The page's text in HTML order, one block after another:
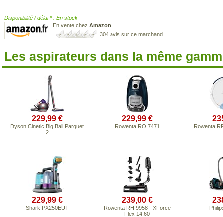
Disponibilité / délai * : En stock
En vente chez Amazon
304 avis sur ce marchand
Les aspirateurs dans la même
229,99 €
Dyson Cinetic Big Ball Parquet
2
229,99 €
Rowenta RO 7471 Rowenta
229,99 €
Shark PX250EUT
239,00 €
Rowenta RH 9958 - XForce
Flex 14.60